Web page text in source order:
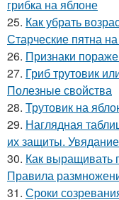
грибка на яблоне
25. Как убрать
Старческие пятна
26. Признаки
27. Гриб трутовик
Полезные свойства
28. Трутовик на
29. Наглядная
их защиты.
30. Как выращивать
Правила
31. Сроки